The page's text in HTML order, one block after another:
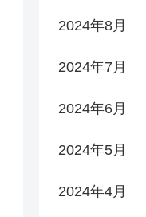
2024年8月
2024年7月
2024年6月
2024年5月
2024年4月